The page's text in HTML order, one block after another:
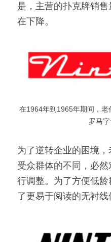
是，主营的扑克牌销
在下降。
在1964年到1965年期间，
罗马字
为了逆转企业的困境
受众群体的不同，必
行调整。为了方便低
了更易于阅读的无衬线